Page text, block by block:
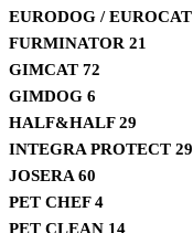
EURODOG / EUROCAT
FURMINATOR 21
GIMCAT 72
GIMDOG 6
HALF&HALF29
INTEGRA PROTECT 29
JOSERA 60
PET CHEF4
PET CLEAN 14